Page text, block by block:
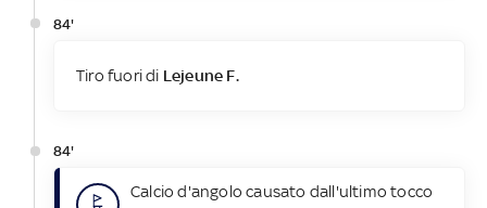
84'
Tiro fuori di Lejeune F.
84'
Calcio d'angolo causato dall'ultimo tocco